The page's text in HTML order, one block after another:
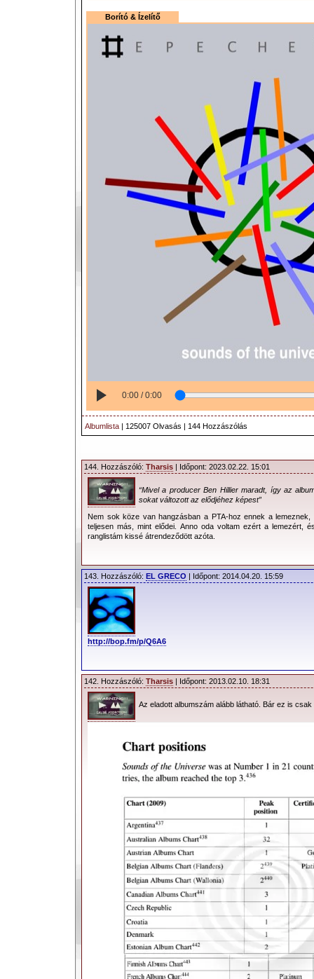
Borító & Ízelítő
0:00 / 0:00
Albumlista | 125007 Olvasás | 144 Hozzászólás
144. Hozzászóló: Tharsis | Időpont: 2023.02.22. 15:01
“Mivel a producer Ben Hillier maradt, így az
sokat változott az elődjéhez képest”
Nem sok köze van hangzásban a PTA-hoz ennek a
teljesen más, mint elődei. Anno oda voltam ezért a lemezért,
ranglistám kissé átrendeződött azóta.
143. Hozzászóló: EL GRECO | Időpont: 2014.04.20. 15:59
http://bop.fm/p/Q6A6
142. Hozzászóló: Tharsis | Időpont: 2013.02.10. 18:31
Az eladott albumszám alább látható. Bár ez is